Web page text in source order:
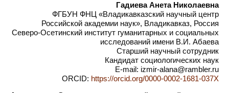
Гадиева Анета Николаевна
ФГБУН ФНЦ «Владикавказский научный центр
Российской академии наук», Владикавказ, Россия
Северо-Осетинский институт гуманитарных и социальных
исследований имени В.И. Абаева
Старший научный сотрудник
Кандидат социологических наук
E-mail: izmir-alana@rambler.ru
ORCID: https://orcid.org/0000-0002-1681-037X